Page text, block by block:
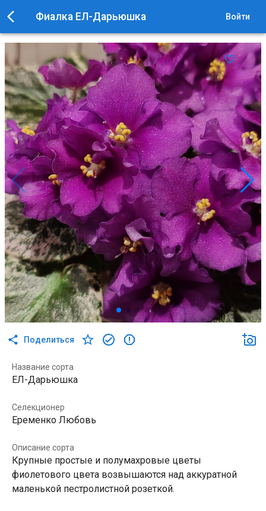
Фиалка ЕЛ-Дарьюшка Войти
Поделиться
Название сорта
ЕЛ-Дарьюшка
Селекционер
Еременко Любовь
Описание сорта
Крупные простые и полумахровые цветы
фиолетового цвета возвышаются над аккуратной
маленькой пестролистной розеткой.